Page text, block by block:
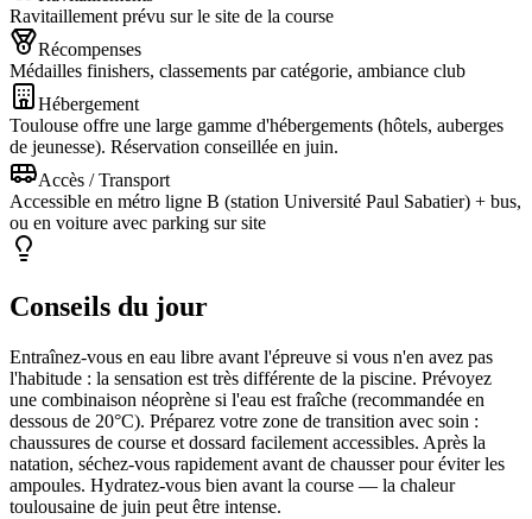
Ravitaillement prévu sur le site de la course
Récompenses
Médailles finishers, classements par catégorie, ambiance club
Hébergement
Toulouse offre une large gamme d'hébergements (hôtels, auberges
de jeunesse). Réservation conseillée en juin.
Accès / Transport
Accessible en métro ligne B (station Université Paul Sabatier) + bus,
ou en voiture avec parking sur site
Conseils du jour
Entraînez-vous en eau libre avant l'épreuve si vous n'en avez pas
l'habitude : la sensation est très différente de la piscine. Prévoyez
une combinaison néoprène si l'eau est fraîche (recommandée en
dessous de 20°C). Préparez votre zone de transition avec soin :
chaussures de course et dossard facilement accessibles. Après la
natation, séchez-vous rapidement avant de chausser pour éviter les
ampoules. Hydratez-vous bien avant la course — la chaleur
toulousaine de juin peut être intense.